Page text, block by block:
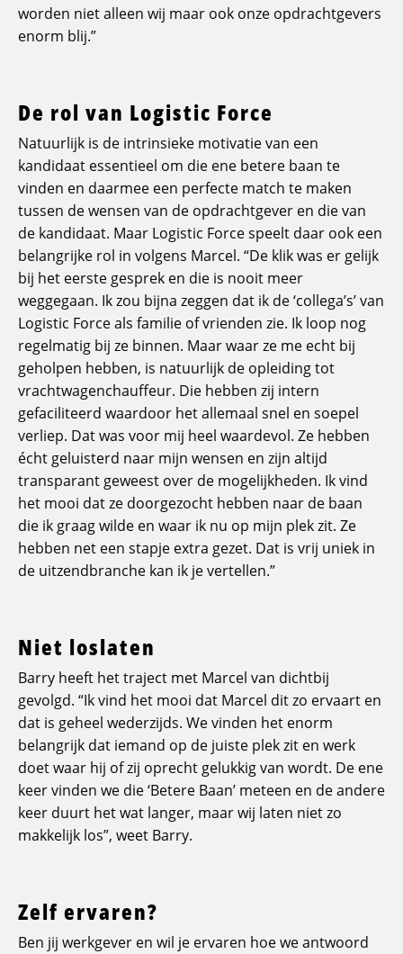
worden niet alleen wij maar ook onze opdrachtgevers
enorm blij.”
De rol van Logistic Force
Natuurlijk is de intrinsieke motivatie van een
kandidaat essentieel om die ene betere baan te
vinden en daarmee een perfecte match te maken
tussen de wensen van de opdrachtgever en die van
de kandidaat. Maar Logistic Force speelt daar ook een
belangrijke rol in volgens Marcel. “De klik was er gelijk
bij het eerste gesprek en die is nooit meer
weggegaan. Ik zou bijna zeggen dat ik de ‘collega’s’ van
Logistic Force als familie of vrienden zie. Ik loop nog
regelmatig bij ze binnen. Maar waar ze me echt bij
geholpen hebben, is natuurlijk de opleiding tot
vrachtwagenchauffeur. Die hebben zij intern
gefaciliteerd waardoor het allemaal snel en soepel
verliep. Dat was voor mij heel waardevol. Ze hebben
écht geluisterd naar mijn wensen en zijn altijd
transparant geweest over de mogelijkheden. Ik vind
het mooi dat ze doorgezocht hebben naar de baan
die ik graag wilde en waar ik nu op mijn plek zit. Ze
hebben net een stapje extra gezet. Dat is vrij uniek in
de uitzendbranche kan ik je vertellen.”
Niet loslaten
Barry heeft het traject met Marcel van dichtbij
gevolgd. “Ik vind het mooi dat Marcel dit zo ervaart en
dat is geheel wederzijds. We vinden het enorm
belangrijk dat iemand op de juiste plek zit en werk
doet waar hij of zij oprecht gelukkig van wordt. De ene
keer vinden we die ‘Betere Baan’ meteen en de andere
keer duurt het wat langer, maar wij laten niet zo
makkelijk los”, weet Barry.
Zelf ervaren?
Ben jij werkgever en wil je ervaren hoe we antwoord